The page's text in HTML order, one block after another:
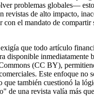
problemas globales—
revistas de alto impacto,
con el mandato de compartir
que todo artículo
disponible inmediatamente
(CC BY),
Este enfoque no
que también cuestionó la
de una revista valía más